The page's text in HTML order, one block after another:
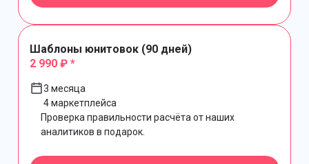
Шаблоны юнитовок (90 дней)
2 990 ₽ *
3 месяца
4 маркетплейса
Проверка правильности расчёта от наших
аналитиков в подарок.